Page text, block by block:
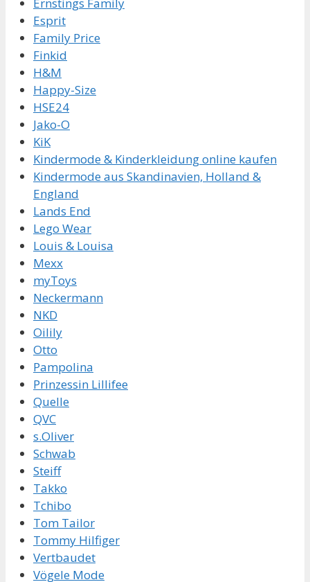
Esprit
Family Price
Finkid
H&M
Happy-Size
HSE24
Jako-O
KiK
Kindermode & Kinderkleidung online kaufen
Kindermode aus Skandinavien, Holland &
England
Lands End
Lego Wear
Louis & Louisa
Mexx
myToys
Neckermann
NKD
Oilily
Otto
Pampolina
Prinzessin Lillifee
Quelle
QVC
s.Oliver
Schwab
Steiff
Takko
Tchibo
Tom Tailor
Tommy Hilfiger
Vertbaudet
Vögele Mode